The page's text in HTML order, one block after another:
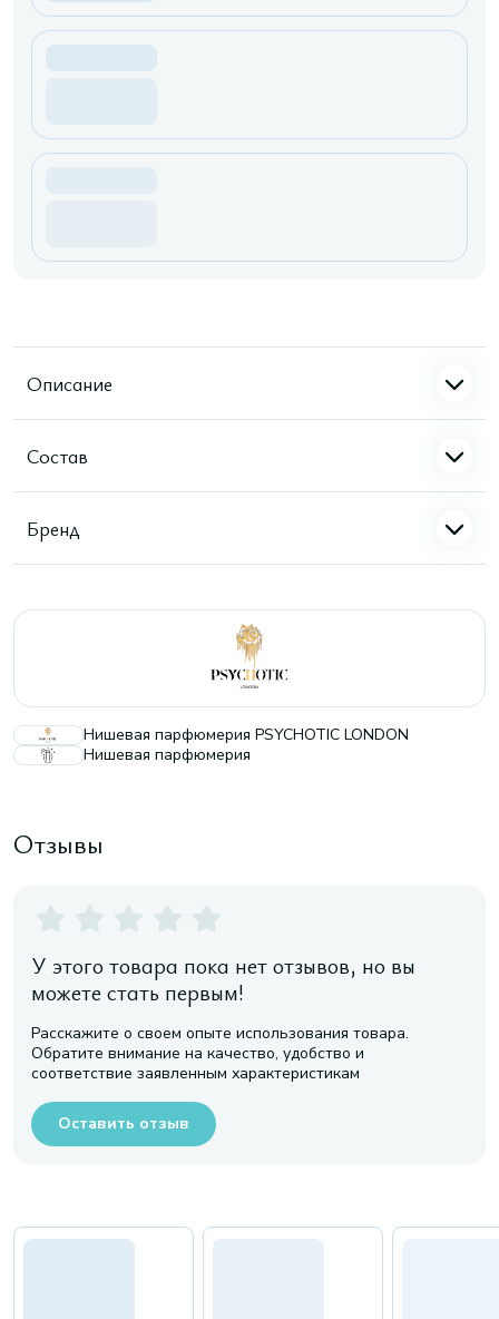
Описание
Состав
Бренд
Нишевая парфюмерия PSYCHOTIC LONDON
Нишевая парфюмерия
Отзывы
У этого товара пока нет отзывов, но вы
можете стать первым!
Расскажите о своем опыте использования товара.
Обратите внимание на качество, удобство и
соответствие заявленным характеристикам
Оставить отзыв